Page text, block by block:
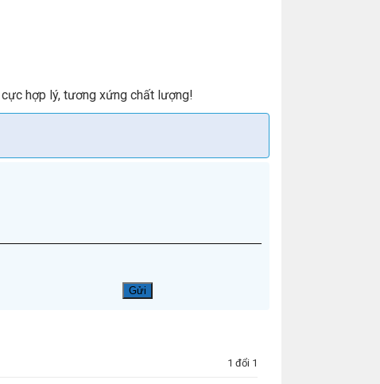
hợp lý, tương xứng chất lượng!
1 đổi 1